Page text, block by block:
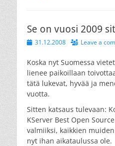
Se on vuosi 2009
Posted
31.12.2008 Leave a
Koska nyt Suomessa
lienee paikoillaan
tätä lukevat, hyvää ja
vuotta.
Sitten katsaus tulevaan:
KServer Best Open
valmiiksi, kaikkien
nyt ihan aikataulussa ole.